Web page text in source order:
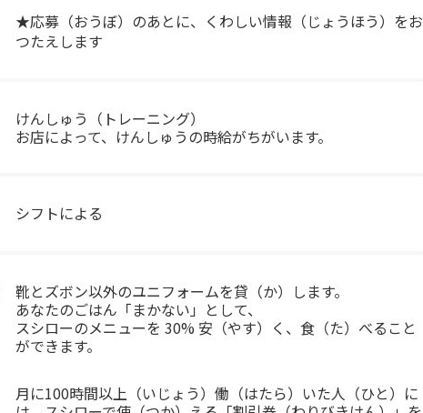
★応募（おうぼ）のあとに、くわしい情報（じょうほう）をお
つたえします
けんしゅう（トレーニング）
お店によって、けんしゅうの時給がちがいます。
シフトによる
靴とズボン以外のユニフォームを貸（か）します。
あなたのごはん「まかない」として、
スシローのメニューを 30% 安（やす）く、食（た）べること
ができます。
月に100時間以上（いじょう）働（はたら）いた人（ひと）に